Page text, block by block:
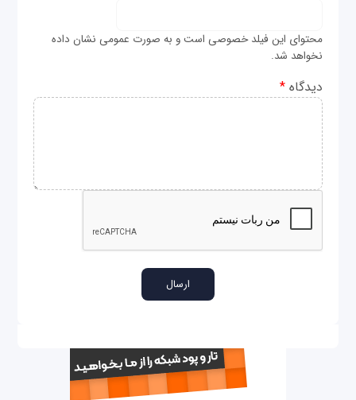
محتوای این فیلد خصوصی است و به صورت عمومی نشان داده
نخواهد شد.
دیدگاه*